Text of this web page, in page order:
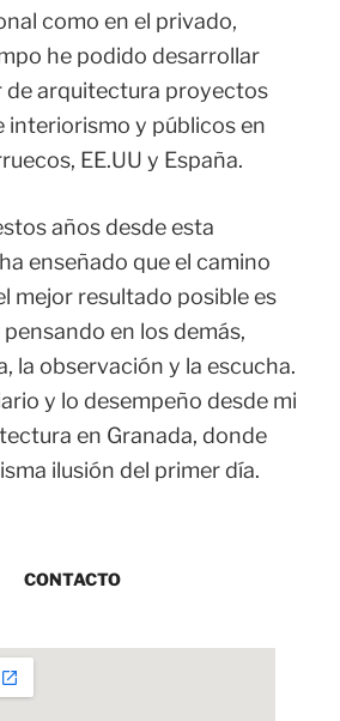
como en el privado,
he podido desarrollar
de arquitectura proyectos
interiorismo y públicos en
EE.UU y España.
años desde esta
enseñado que el camino
mejor resultado posible es
en los demás,
la observación y la escucha.
y lo desempeño desde mi
en Granada, donde
ilusión del primer día.
CONTACTO